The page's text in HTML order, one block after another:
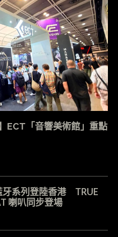
ECT「音響美術館」重點
牙系列登陸香港 TRUE
喇叭同步登場